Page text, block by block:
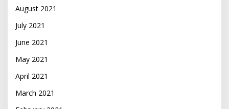
August 2021
July 2021
June 2021
May 2021
April 2021
March 2021